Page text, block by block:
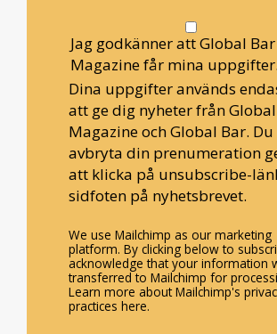
Jag godkänner att Global Bar
Magazine får mina uppgifter.
Dina uppgifter används
att ge dig nyheter från
Magazine och Global Bar.
avbryta din prenumeration
att klicka på unsubscribe-
sidfoten på nyhetsbrevet.
We use Mailchimp as our marketing
platform. By clicking below to
acknowledge that your information
transferred to Mailchimp for
Learn more about Mailchimp's
practices here.